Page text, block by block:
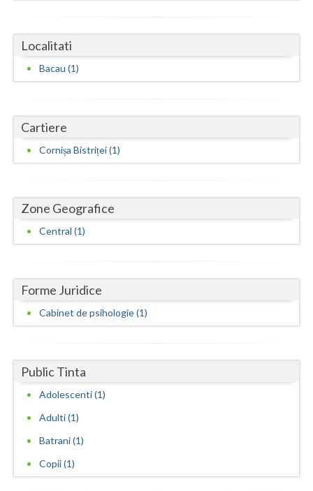
Iasi
Mehedinti
Mures
Olt
Prahova
Satu-Mare
Sibiu
Teleorman
Timis
Tulcea
Vaslui
Localitati
Bacau (1)
Cartiere
Cornișa Bistriței (1)
Zone Geografice
Central (1)
Forme Juridice
Cabinet de psihologie (1)
Public Tinta
Adolescenti (1)
Adulti (1)
Batrani (1)
Copii (1)